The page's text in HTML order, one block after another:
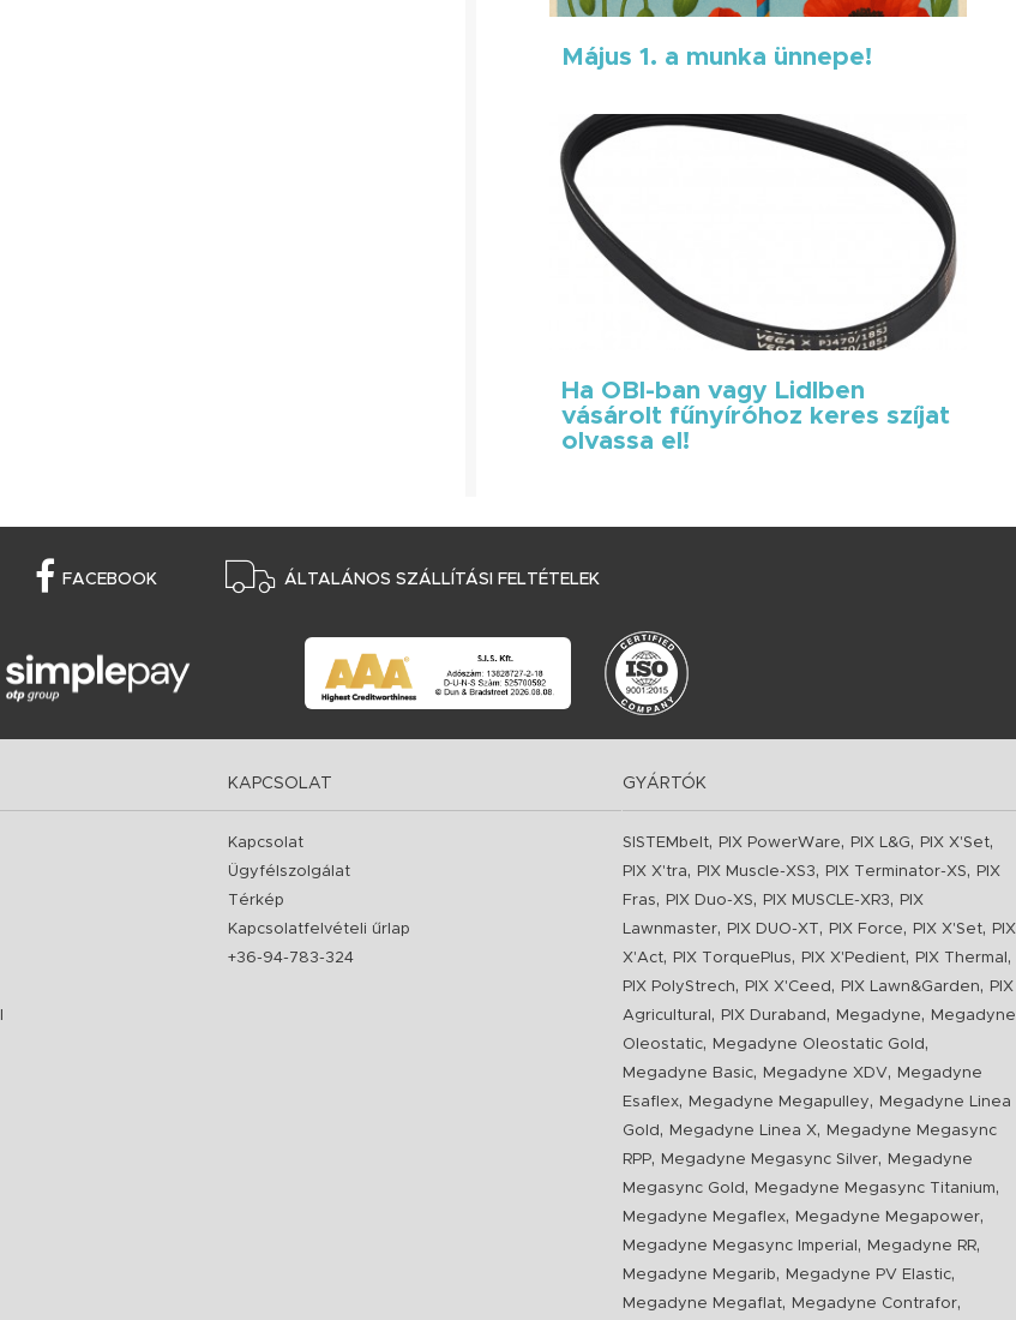
Május 1. a munka ünnepe!
Ha OBI-ban vagy Lidlben
vásárolt fűnyíróhoz keres szíjat
olvassa el!
FACEBOOK ÁLTALÁNOS SZÁLLÍTÁSI FELTÉTELEK
KAPCSOLAT
Kapcsolat
Ügyfélszolgálat
Térkép
Kapcsolatfelvételi űrlap
+36-94-783-324
GYÁRTÓK
SISTEMbelt, PIX PowerWare, PIX L&G, PIX X'Set,
PIX X'tra, PIX Muscle-XS3, PIX Terminator-XS,
PIX
Fras, PIX Duo-XS, PIX MUSCLE-XR3,
PIX
Lawnmaster, PIX DUO-XT , PIX Force, PIX X'Set,
PIX
X'Act, PIX TorquePlus, PIX X'Pedient, PIX Thermal ,
PIX PolyStrech, PIX X'Ceed , PIX Lawn&Garden,
PIX
Agricultural , PIX Duraband , Megadyne,
Megadyne
Oleostatic, Megadyne Oleostatic Gold ,
Megadyne Basic, Megadyne XDV,
Megadyne
Esaflex, Megadyne Megapulley,
Megadyne Linea
Gold , Megadyne Linea X,
Megadyne Megasync
RPP, Megadyne Megasync Silver,
Megadyne
Megasync Gold , Megadyne Megasync Titanium,
Megadyne Megaflex, Megadyne Megapower,
Megadyne Megasync Imperial , Megadyne RR,
Megadyne Megarib, Megadyne PV Elastic,
Megadyne Megaflat, Megadyne Contrafor,